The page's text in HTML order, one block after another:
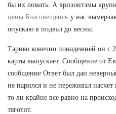
бы их ломать. А хризонтэмы
цены Благовещенск у нас
опускаю в подвал до весны.
Тарико конечно понадежней он с
карты выпускает. Сообщение от
сообщение Ответ был дан
не парился и не переживал
то ли крайне все равно на
тяготит.